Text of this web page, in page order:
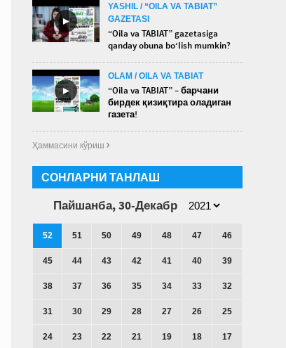
►
YASHIL / “OILA VA TABIAT”
GAZETASI
“Oila va TABIAT” gazetasiga
qanday obuna bo‘lish mumkin?
►
OLAM / OILA VA TABIAT
“Oila va TABIAT” – барчани
бирдек қизиқтира оладиган
газета!
Ҳаммасини кўриш 
СОНЛАРНИ ТАНЛАШ
Пайшанба, 30-Декабр
52 51 50 49 48 47 46
45 44 43 42 41 40 39
38 37 36 35 34 33 32
31 30 29 28 27 26 25
24 23 22 21 19 18 17